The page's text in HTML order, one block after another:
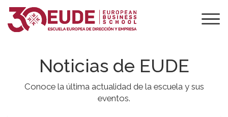
Noticias de EUDE
Conoce la última actualidad de la escuela y sus
eventos.